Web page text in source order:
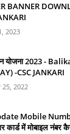
BANNER
2023
योजना 2023 -
-CSC JANKARI
25, 2022
Mobile
में मोबाइल नंबर